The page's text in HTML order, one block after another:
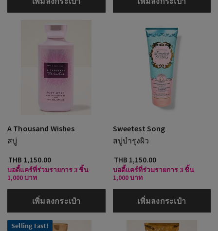
A Thousand Wishes
สบู่
THB 1,150.00
บอดี้แคร์ที่ร่วมรายการ 3 ชิ้น
1,000 บาท
เพิ่มลงกระเป๋า
Sweetest Song
สบู่บำรุงผิว
THB 1,150.00
บอดี้แคร์ที่ร่วมรายการ 3 ชิ้น
1,000 บาท
เพิ่มลงกระเป๋า
Selling Fast!